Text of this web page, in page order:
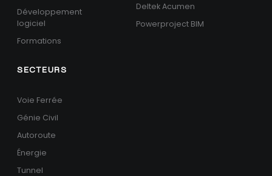
Développement
logiciel
Formations
Deltek Acumen
Powerproject BIM
SECTEURS
Voie Ferrée
Génie Civil
Autoroute
Énergie
Tunnel